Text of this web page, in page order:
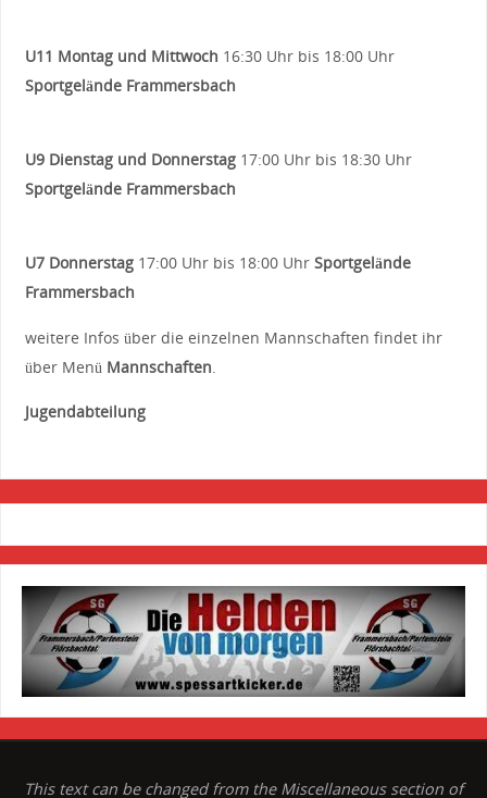
U11 Montag und Mittwoch 16:30 Uhr bis 18:00 Uhr
Sportgelände Frammersbach
U9 Dienstag und Donnerstag17:00 Uhr bis 18:30 Uhr
Sportgelände Frammersbach
U7 Donnerstag17:00 Uhr bis 18:00 Uhr Sportgelände
Frammersbach
weitere Infos über die einzelnen Mannschaften findet ihr
über Menü Mannschaften
Jugendabteilung
This text can be changed from the Miscellaneous section of